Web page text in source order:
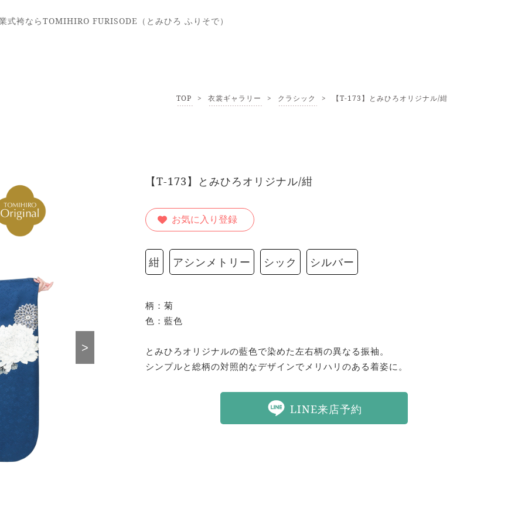
袴ならTOMIHIRO FURISODE（とみひろ ふりそで）
TOP > 衣裳ギャラリー > クラシック > 【T-173】とみひろオリジナル/紺
>
【T-173】とみひろオリジナル/紺
お気に入り登録
紺 アシンメトリー シック シルバー
柄：菊
色：藍色
とみひろオリジナルの藍色で染めた左右柄の異なる振袖。
シンプルと総柄の対照的なデザインでメリハリのある着姿に。
LINE来店予約